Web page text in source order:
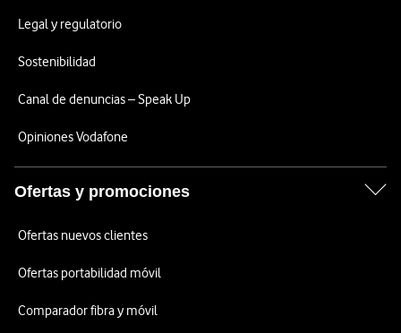
Legal y regulatorio
Sostenibilidad
Canal de denuncias – Speak Up
Opiniones Vodafone
Ofertas y promociones
Ofertas nuevos clientes
Ofertas portabilidad móvil
Comparador fibra y móvil